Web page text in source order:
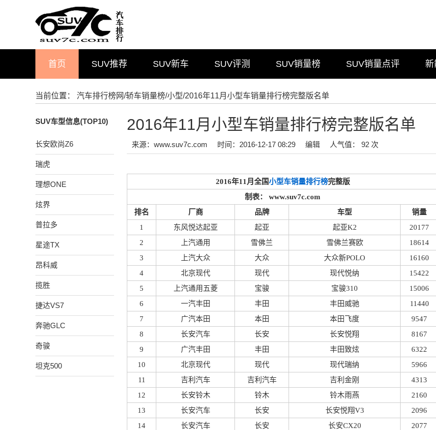
首页 SUV推荐 SUV新车 SUV评测 SUV销量榜 SUV销量点评 新
当前位置： 汽车排行榜网/轿车销量榜/小型/2016年11月小型车销量排行榜完整版名单
SUV车型信息(TOP10)
长安欧尚Z6
瑞虎
理想ONE
炫界
普拉多
星途TX
昂科威
揽胜
捷达VS7
奔驰GLC
奇骏
坦克500
2016年11月小型车销量排行榜完整版名单
来源：www.suv7c.com 时间：2016-12-17 08:29 编辑 人气值： 92 次
2016年11月全国小型车销量排行榜完整版
制表： www.suv7c.com
排名
厂商 品牌 车型
销量
1
东风悦达起亚 起亚 起亚K2
20177
2
上汽通用 雪佛兰 雪佛兰赛欧
18614
3
上汽大众 大众 大众新POLO
16160
4
北京现代 现代 现代悦纳
15422
5
上汽通用五菱 宝骏 宝骏310
15006
6
一汽丰田 丰田 丰田威驰
11440
7
广汽本田 本田 本田飞度
9547
8
长安汽车 长安 长安悦翔
8167
9
广汽丰田 丰田 丰田致炫
6322
10
北京现代 现代 现代瑞纳
5966
11
吉利汽车 吉利汽车 吉利金刚
4313
12
长安铃木 铃木 铃木雨燕
2160
13
长安汽车 长安 长安悦翔V3
2096
14
长安汽车 长安 长安CX20
2077